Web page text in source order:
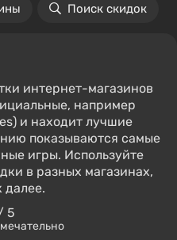
Поиск скидок
интернет-магазинов
например
и находит лучшие
показываются самые
игры. Используйте
в разных магазинах,
далее.
5